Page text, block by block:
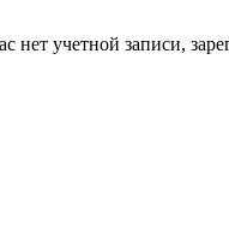
учетной записи,